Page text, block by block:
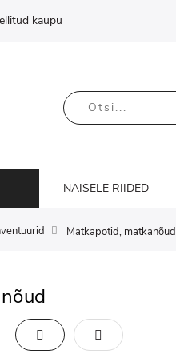
kaupu
NAISELE RIIDED
Matkapotid, matkanõud
Ruudustik Loetelu